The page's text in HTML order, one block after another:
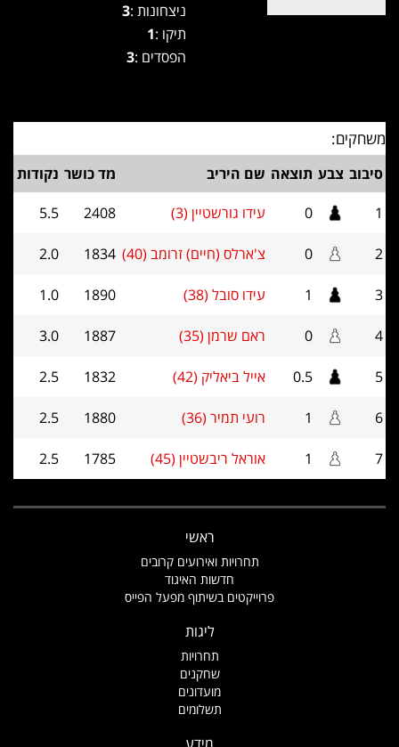
ניצחונות :3
תיקו :1
הפסדים :3
משחקים:
סיבוב צבע תוצאה שם היריב מד כושר נקודות
1
0 עידו גורשטיין (3) 2408
5.5
2
0 צ'ארלס (חיים) זרומב (40) 1834
2.0
3
1 עידו סובל (38) 1890
1.0
4
0 ראם שרמן (35) 1887
3.0
5
0.5 אייל ביאליק (42) 1832
2.5
6
1 רועי תמיר (36) 1880
2.5
7
1 אוראל ריבשטיין (45) 1785
2.5
ראשי
תחרויות ואירועים קרובים
חדשות האיגוד
פרוייקטים בשיתוף מפעל הפייס
ליגות
תחרויות
שחקנים
מועדונים
תשלומים